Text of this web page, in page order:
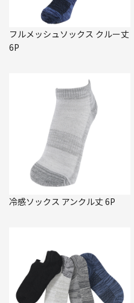
フルメッシュソックス クルー丈
6P
冷感ソックス アンクル丈 6P